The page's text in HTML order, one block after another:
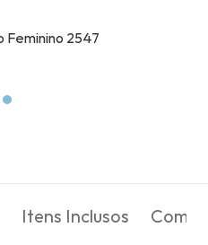
Itens Inclusos Como